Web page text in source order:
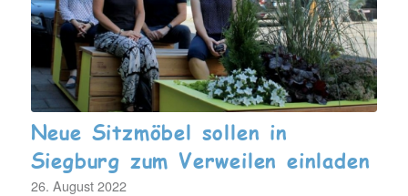
Neue Sitzmöbel sollen in
Siegburg zum Verweilen einladen
26. August 2022